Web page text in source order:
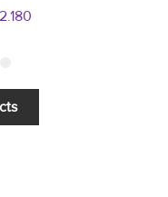
Current